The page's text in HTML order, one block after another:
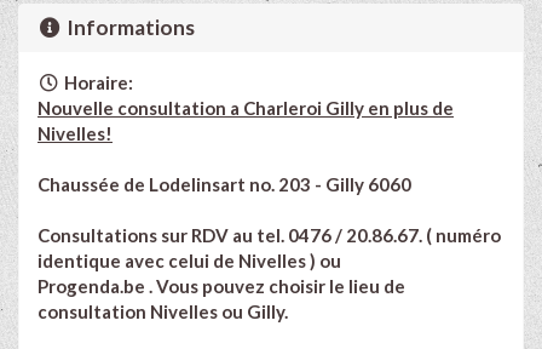
Informations
Horaire:
Nouvelle consultation a Charleroi Gilly en plus de
Nivelles!
Chaussée de Lodelinsart no. 203 - Gilly 6060
Consultations sur RDV au tel. 0476 / 20.86.67. ( numéro
identique avec celui de Nivelles ) ou
Progenda.be . Vous pouvez choisir le lieu de
consultation Nivelles ou Gilly.